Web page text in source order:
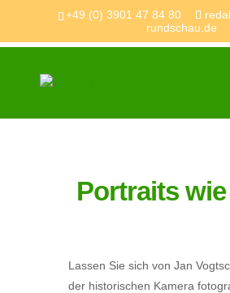
+49 (0) 3901 47 84 80
rundschau.de
Portraits wie
Lassen Sie sich von Jan
der historischen Kamera